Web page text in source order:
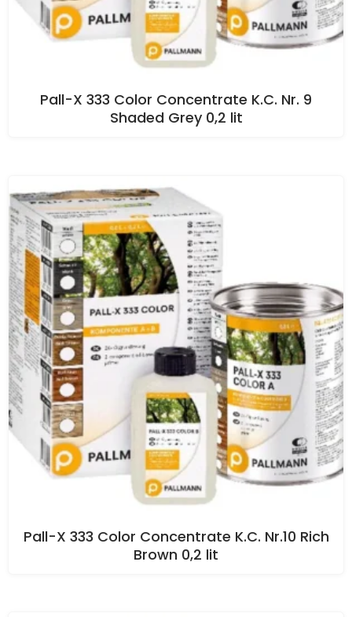
Pall-X 333 Color Concentrate K.C. Nr. 9
Shaded Grey 0,2 lit
Pall-X 333 Color Concentrate K.C. Nr.10 Rich
Brown 0,2 lit